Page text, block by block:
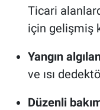
Ticari
için gelişmiş
Yangın
ve ısı
Düzenli